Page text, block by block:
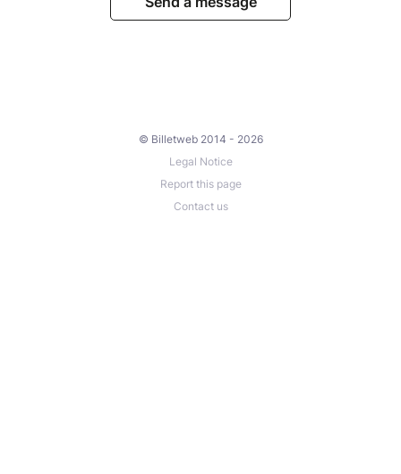
© Billetweb 2014 - 2026
Legal Notice
Report this page
Contact us